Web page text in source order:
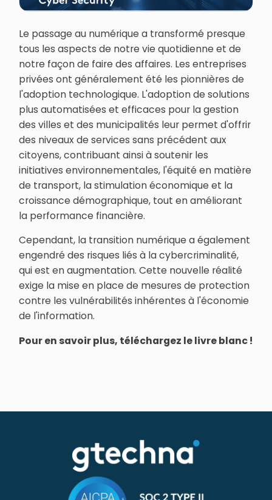
Le passage au numérique a transformé presque
tous les aspects de notre vie quotidienne et de
notre façon de faire des affaires. Les entreprises
privées ont généralement été les pionnières de
l'adoption technologique. L'adoption de solutions
plus automatisées et efficaces pour la gestion
des villes et des municipalités leur permet d'offrir
des niveaux de services sans précédent aux
citoyens, contribuant ainsi à soutenir les
initiatives environnementales, l'équité en matière
de transport, la stimulation économique et la
croissance démographique, tout en améliorant
la performance financière.
Cependant, la transition numérique a également
engendré des risques liés à la cybercriminalité,
qui est en augmentation. Cette nouvelle réalité
exige la mise en place de mesures de protection
contre les vulnérabilités inhérentes à l'économie
de l'information.
Pour en savoir plus, téléchargez le livre blanc !